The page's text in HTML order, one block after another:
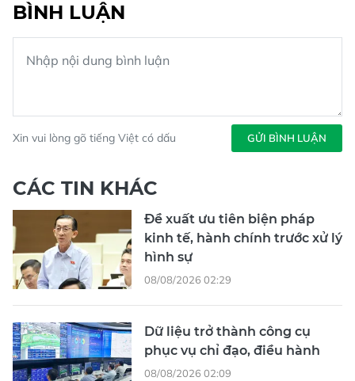
BÌNH LUẬN
Xin vui lòng gõ tiếng Việt có dấu GỬI BÌNH LUẬN
CÁC TIN KHÁC
Đề xuất ưu tiên biện pháp
kinh tế, hành chính trước xử lý
hình sự
08/08/2026 02:29
Dữ liệu trở thành công cụ
phục vụ chỉ đạo, điều hành
08/08/2026 02:09